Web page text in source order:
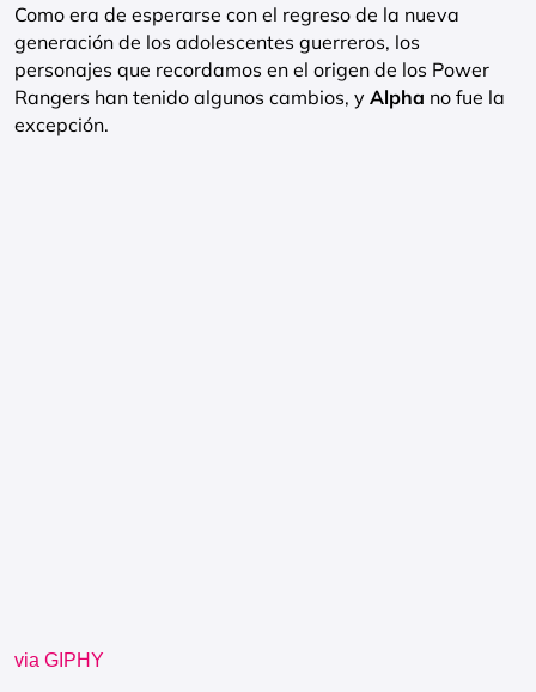
Como era de esperarse con el regreso de la nueva
generación de los adolescentes guerreros, los
personajes que recordamos en el origen de los Power
Rangers han tenido algunos cambios, y Alpha no fue la
excepción.
via GIPHY